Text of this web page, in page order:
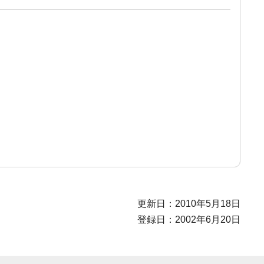
更新日：2010年5月18日
登録日：2002年6月20日